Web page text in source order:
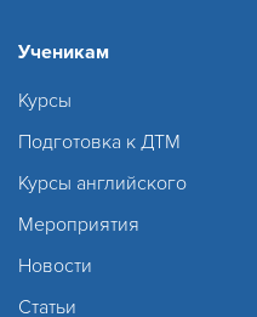
Ученикам
Курсы
Подготовка к ДТМ
Курсы английского
Мероприятия
Новости
Статьи